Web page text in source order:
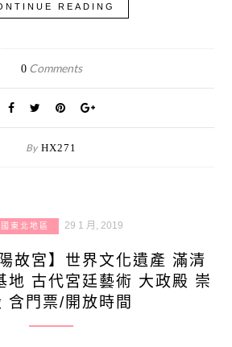
READING
0Comments
By HX271
東北地區 29 1 月, 2019
故宮】世界文化遺產 滿清
地 古代宮廷藝術 大政殿 崇
含門票/開放時間